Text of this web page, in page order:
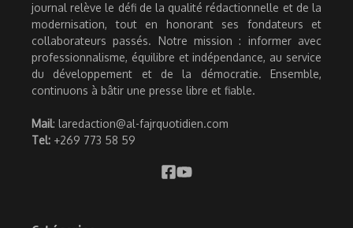
journal relève le défi de la qualité rédactionnelle et de la
modernisation, tout en honorant ses fondateurs et
collaborateurs passés. Notre mission : informer avec
professionnalisme, équilibre et indépendance, au service
du développement et de la démocratie. Ensemble,
continuons à bâtir une presse libre et fiable.
Mail: laredaction@al-fajrquotidien.com
Tel: +269 773 58 59